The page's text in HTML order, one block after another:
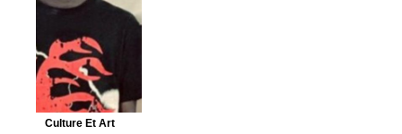
Culture Et Art